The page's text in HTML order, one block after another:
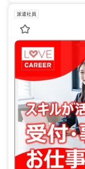
派遣社員